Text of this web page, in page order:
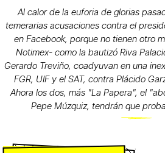
Al calor de la euforia de glorias
temerarias acusaciones contra el
en Facebook, porque no tienen otro
Notimex- como la bautizó Riva
Gerardo Treviño, coadyuvan en una
FGR, UIF y el SAT, contra Plácido
Ahora los dos, más "La Papera", el
Pepe Múzquiz, tendrán que